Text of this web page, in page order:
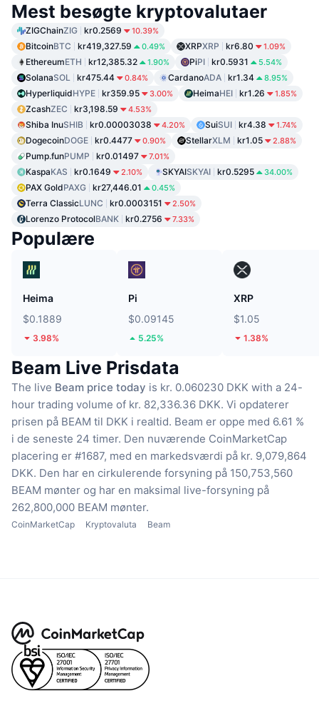
Mest besøgte kryptovalutaer
ZIGChainZIG kr0.2569 10.39%
BitcoinBTC kr419,327.59 0.49% XRPXRP kr6.80 1.09%
EthereumETH kr12,385.32 1.90% PiPI kr0.5931 5.54%
SolanaSOL kr475.44 0.84% CardanoADA kr1.34 8.95%
HyperliquidHYPE kr359.95 3.00% HeimaHEI kr1.26 1.85%
ZcashZEC kr3,198.59 4.53%
Shiba InuSHIB kr0.00003038 4.20% SuiSUI kr4.38 1.74%
DogecoinDOGE kr0.4477 0.90% StellarXLM kr1.05 2.88%
Pump.funPUMP kr0.01497 7.01%
KaspaKAS kr0.1649 2.10% SKYAISKYAI kr0.5295 34.00%
PAX GoldPAXG kr27,446.01 0.45%
Terra ClassicLUNC kr0.0003151 2.50%
Lorenzo ProtocolBANK kr0.2756 7.33%
Populære
Heima
$0.1889
3.98%
Pi
$0.09145
5.25%
XRP
$1.05
1.38%
Beam Live Prisdata
The live Beam price today is kr. 0.060230 DKK with a 24-
hour trading volume of kr. 82,336.36 DKK. Vi opdaterer
prisen på BEAM til DKK i realtid. Beam er oppe med 6.61 %
i de seneste 24 timer. Den nuværende CoinMarketCap
placering er #1687, med en markedsværdi på kr. 9,079,864
DKK. Den har en cirkulerende forsyning på 150,753,560
BEAM mønter og har en maksimal live-forsyning på
262,800,000 BEAM mønter.
CoinMarketCap Kryptovaluta Beam